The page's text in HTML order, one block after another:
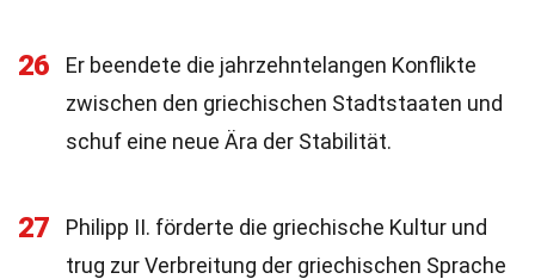
26
Er beendete die jahrzehntelangen Konflikte
zwischen den griechischen Stadtstaaten und
schuf eine neue Ära der Stabilität.
27
Philipp II. förderte die griechische Kultur und
trug zur Verbreitung der griechischen Sprache